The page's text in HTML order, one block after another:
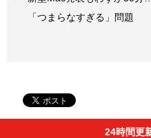
「つまらなすぎる」問題
24時間更